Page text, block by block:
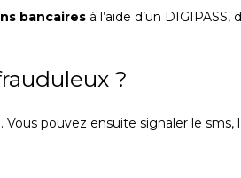
bancaires à l’aide d’un
?
pouvez ensuite signaler le sms,